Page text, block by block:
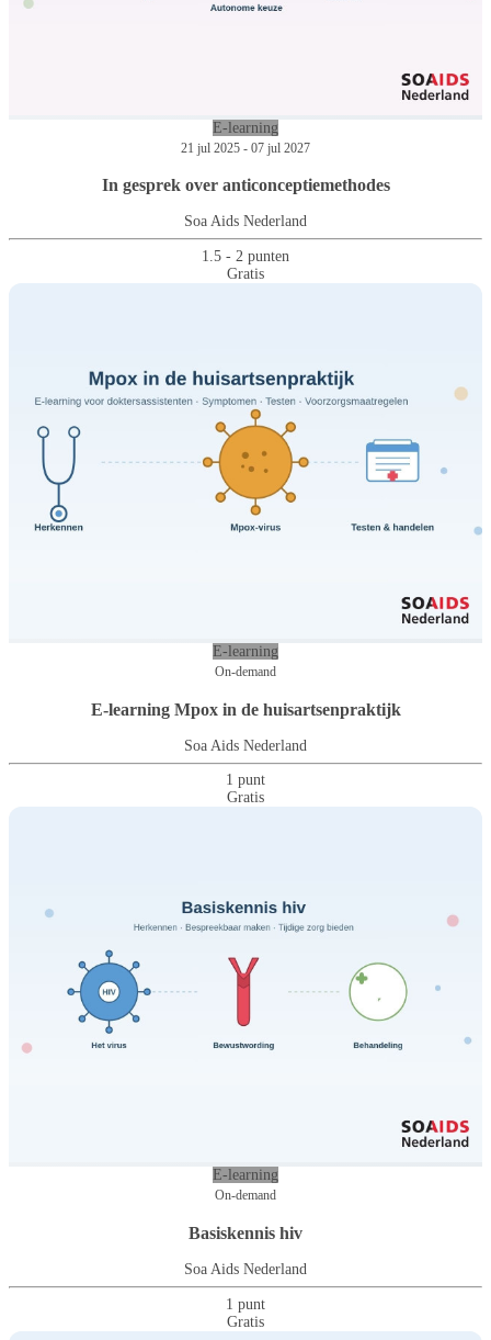
E-learning
21 jul 2025 - 07 jul 2027
In gesprek over anticonceptiemethodes
Soa Aids Nederland
1.5 - 2 punten
Gratis
E-learning
On-demand
E-learning Mpox in de huisartsenpraktijk
Soa Aids Nederland
1 punt
Gratis
E-learning
On-demand
Basiskennis hiv
Soa Aids Nederland
1 punt
Gratis